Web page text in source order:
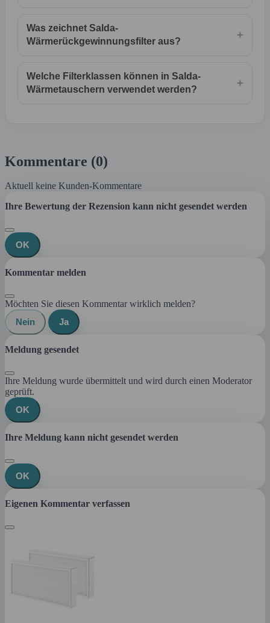
Was zeichnet Salda-
Wärmerückgewinnungsfilter aus?
+
Welche Filterklassen können in Salda-
Wärmetauschern verwendet werden?
+
Kommentare (0)
Aktuell keine Kunden-Kommentare
Ihre Bewertung der Rezension kann nicht gesendet werden
OK
Kommentar melden
Möchten Sie diesen Kommentar wirklich melden?
Nein
Ja
Meldung gesendet
Ihre Meldung wurde übermittelt und wird durch einen Moderator
geprüft.
OK
Ihre Meldung kann nicht gesendet werden
OK
Eigenen Kommentar verfassen